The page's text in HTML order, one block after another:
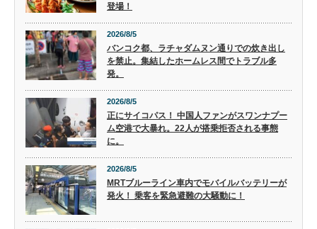
登場！
2026/8/5
バンコク都、ラチャダムヌン通りでの炊き出し
を禁止。集結したホームレス間でトラブル多
発。
2026/8/5
正にサイコパス！ 中国人ファンがスワンナプー
ム空港で大暴れ。22人が搭乗拒否される事態
に。
2026/8/5
MRTブルーライン車内でモバイルバッテリーが
発火！ 乗客を緊急避難の大騒動に！